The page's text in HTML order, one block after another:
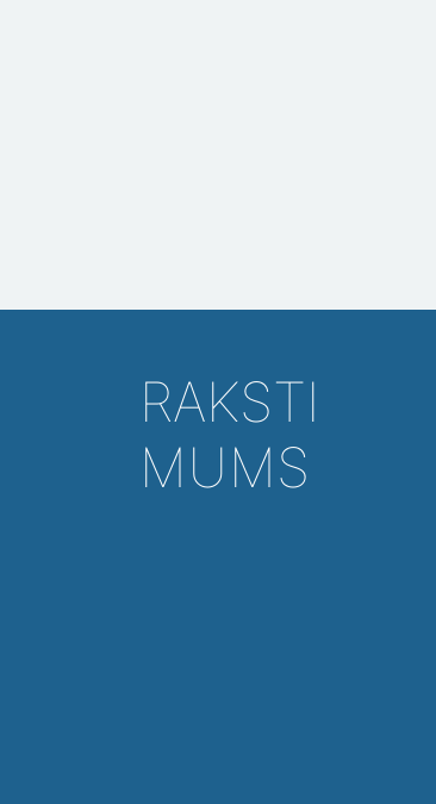
RAKSTI
MUMS